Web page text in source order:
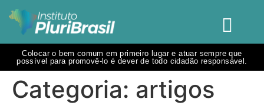
Colocar o bem comum em primeiro lugar e atuar sempre que
possível para promovê-lo é dever de todo cidadão responsável.
Categoria: artigos